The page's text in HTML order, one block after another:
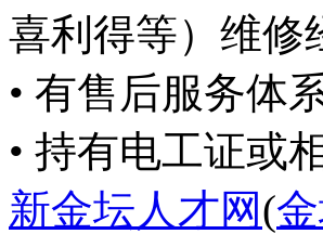
喜利得等）维修
• 有售后服务体
• 持有电工证或
新金坛人才网(